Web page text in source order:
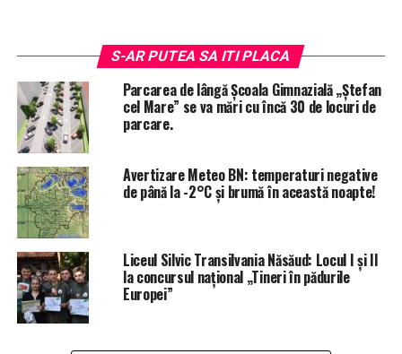
S-AR PUTEA SA ITI PLACA
Parcarea de lângă Școala Gimnazială „Ștefan
cel Mare” se va mări cu încă 30 de locuri de
parcare.
Avertizare Meteo BN: temperaturi negative
de până la -2°C și brumă în această noapte!
Liceul Silvic Transilvania Năsăud: Locul I și II
la concursul național „Tineri în pădurile
Europei”